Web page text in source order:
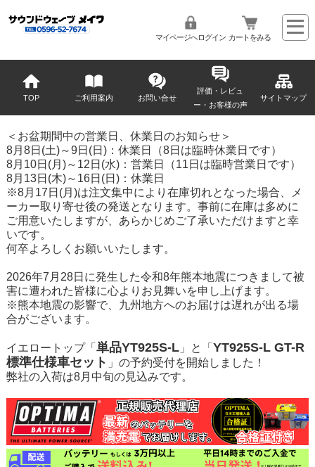
マイページへログイン カートをみる
TOP ご利用案内 お問い合せ
評価・レビュ
ー・お客様の声
サイトマップ
＜お盆期間中の営業日、休業日のお知らせ＞
8月8日(土)～9日(日)：休業日（8日は臨時休業日です）
8月10日(月)～12日(水)：営業日（11日は臨時営業日です）
8月13日(木)～16日(日)：休業日
※8月17日(月)は注文集中により在庫切れとなった場合、メ
ーカー取り寄せ後の発送となります。事前に在庫は多めに
ご用意いたしますが、あらかじめご了承いただけますと幸
いです。
何卒よろしくお願いいたします。
2026年7月28日に発生した令和8年熊本地震につきまして被
害に遭われた皆様に心よりお見舞いを申し上げます。
※熊本地震の影響で、九州地方へのお届けは遅れが出る場
合がございます。
イエロートップ「 単品YT925S-L」と「 YT925S-L GT-R
標準仕様車セット 」の予約受付を開始しました！
弊社の入荷は8月中旬の見込みです。